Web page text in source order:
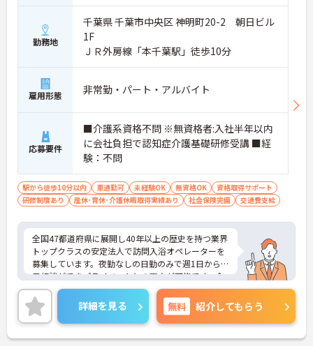
勤務地
千葉県 千葉市中央区 神明町20-2 朝日ビル
1F
ＪＲ外房線「本千葉駅」徒歩10分
雇用形態 非常勤・パート・アルバイト
応募要件
■介護系資格不問 ※無資格者:入社半年以内
に会社負担で認知症介護基礎研修受講 ■経
験：不問
駅から徒歩10分以内 車通勤可 未経験OK 無資格OK
資格取得サポート
研修制度あり
産休･育休･介護休暇取得実績あり 社会保険完備 交通費支給
全国47都道府県に展開し40年以上の歴史を持つ業界
トップクラスの安定法人で訪問入浴オペレーターを
募集しています。夜勤なしの日勤のみで週1日から曜
日相談ができプライベートとの両立が可能です。企
業主導型保育施設の利用枠や母父子育児手当があり
子育て中の方も安心して働けます。土祝は時給が10
0円アップしお祝い金などの福利厚生も充実してい
ます。業務は看護職員を含む3名体制で行うため安心
して取り組むことができ運転免許や資格を活かして
詳細を見る 無料 紹介してもらう